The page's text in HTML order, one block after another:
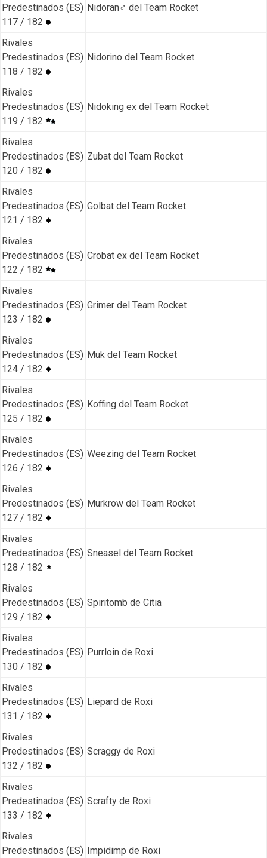
Predestinados (ES)
117 / 182
Nidoran♂ del Team Rocket
Rivales
Predestinados (ES)
118 / 182
Nidorino del Team Rocket
Rivales
Predestinados (ES)
119 / 182
Nidoking ex del Team Rocket
Rivales
Predestinados (ES)
120 / 182
Zubat del Team Rocket
Rivales
Predestinados (ES)
121 / 182
Golbat del Team Rocket
Rivales
Predestinados (ES)
122 / 182
Crobat ex del Team Rocket
Rivales
Predestinados (ES)
123 / 182
Grimer del Team Rocket
Rivales
Predestinados (ES)
124 / 182
Muk del Team Rocket
Rivales
Predestinados (ES)
125 / 182
Koffing del Team Rocket
Rivales
Predestinados (ES)
126 / 182
Weezing del Team Rocket
Rivales
Predestinados (ES)
127 / 182
Murkrow del Team Rocket
Rivales
Predestinados (ES)
128 / 182
Sneasel del Team Rocket
Rivales
Predestinados (ES)
129 / 182
Spiritomb de Citia
Rivales
Predestinados (ES)
130 / 182
Purrloin de Roxi
Rivales
Predestinados (ES)
131 / 182
Liepard de Roxi
Rivales
Predestinados (ES)
132 / 182
Scraggy de Roxi
Rivales
Predestinados (ES)
133 / 182
Scrafty de Roxi
Rivales
Predestinados (ES) Impidimp de Roxi